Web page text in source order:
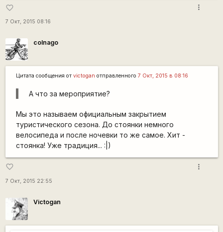
favorite_border
7 Окт, 2015 08:16
more_vert
colnago
Цитата сообщения от victogan отправленного 7 Окт, 2015 в 08:16
А что за мероприятие?
Мы это называем официальным закрытием
туристического сезона. До стоянки немного
велосипеда и после ночевки то же самое. Хит -
стоянка! Уже традиция... :|)
favorite_border
7 Окт, 2015 22:55
more_vert
Victogan